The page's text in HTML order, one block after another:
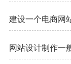
建设一个电商网
网站设计制作一